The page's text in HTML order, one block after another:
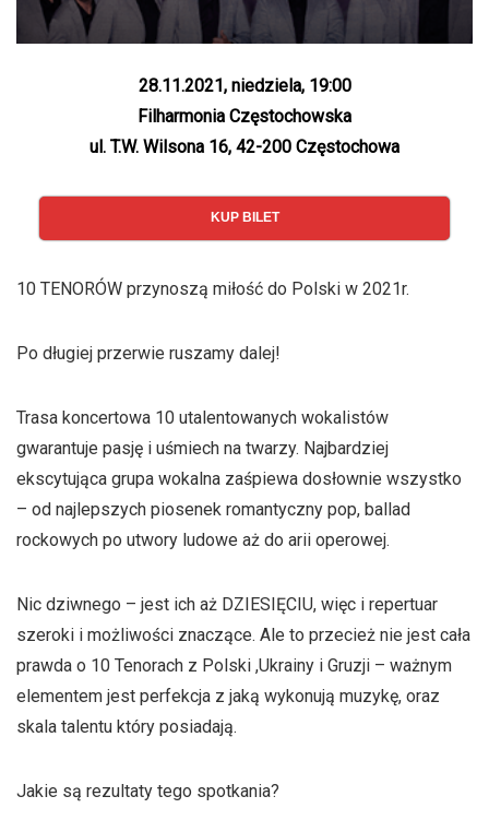
28.11.2021, niedziela, 19:00
Filharmonia Częstochowska
ul. T.W. Wilsona 16, 42-200 Częstochowa
KUP BILET
10 TENORÓW przynoszą miłość do Polski w 2021r.
Po długiej przerwie ruszamy dalej!
Trasa koncertowa 10 utalentowanych wokalistów
gwarantuje pasję i uśmiech na twarzy. Najbardziej
ekscytująca grupa wokalna zaśpiewa dosłownie wszystko
– od najlepszych piosenek romantyczny pop, ballad
rockowych po utwory ludowe aż do arii operowej.
Nic dziwnego – jest ich aż DZIESIĘCIU, więc i repertuar
szeroki i możliwości znaczące. Ale to przecież nie jest cała
prawda o 10 Tenorach z Polski ,Ukrainy i Gruzji – ważnym
elementem jest perfekcja z jaką wykonują muzykę, oraz
skala talentu który posiadają.
Jakie są rezultaty tego spotkania?